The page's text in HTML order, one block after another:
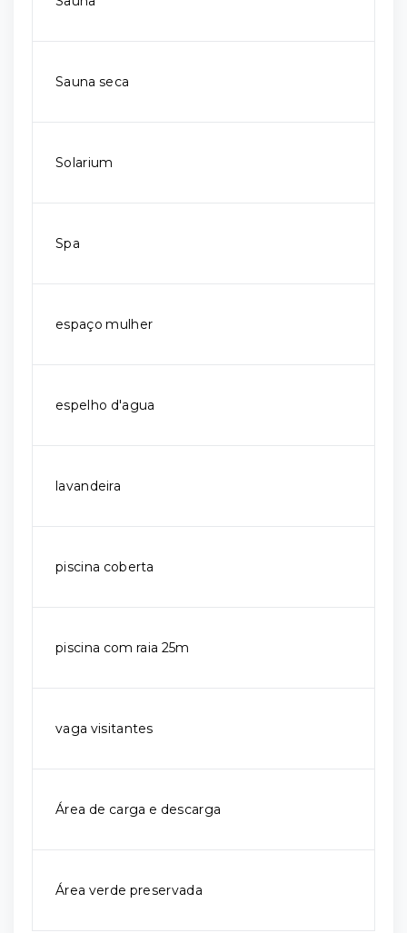
Sauna seca
Solarium
Spa
espaço mulher
espelho d'agua
lavandeira
piscina coberta
piscina com raia 25m
vaga visitantes
Área de carga e descarga
Área verde preservada